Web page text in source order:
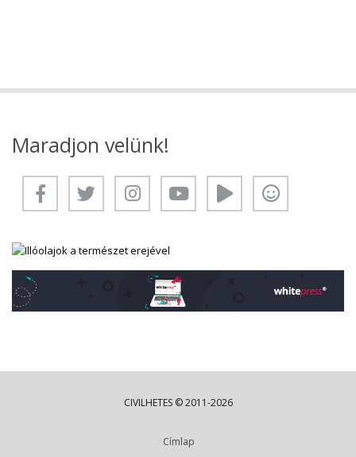
Maradjon velünk!
CIVILHETES © 2011-2026
Címlap